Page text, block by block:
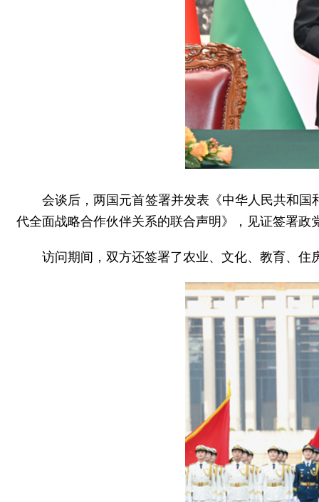
会谈后，两国元首签署并发表《中华人民共和
代全面战略合作伙伴关系的联合声明》，见证签署
访问期间，双方还签署了农业、文化、教育、